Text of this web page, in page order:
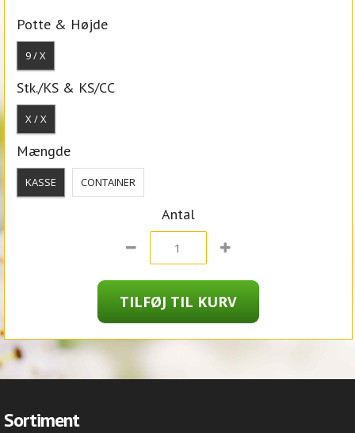
Potte & Højde
9 / X
Stk./KS & KS/CC
X / X
Mængde
KASSE CONTAINER
Antal
Sortiment